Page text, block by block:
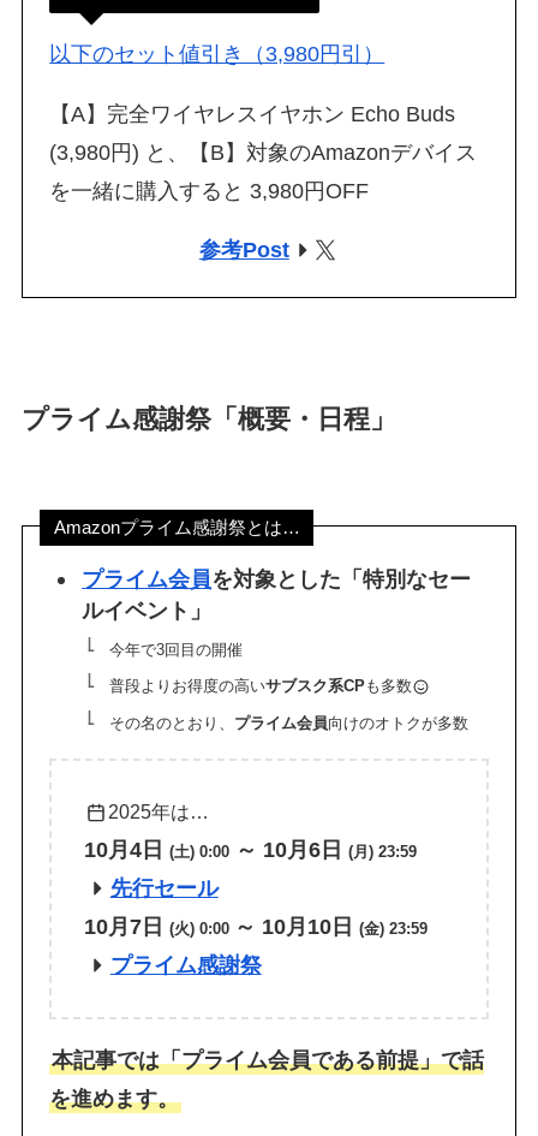
【最新】
ト証券
mineo
楽天Car車検
BM79LOW9
メルカリ
楽天フリマ
EBvaU
以下のセット値引き（3,980円引）
【A】完全ワイヤレスイヤホン Echo Buds
(3,980円) と、【B】対象のAmazonデバイス
を一緒に購入すると 3,980円OFF
参考Post
プライム感謝祭「概要・日程」
Amazonプライム感謝祭とは…
プライム会員を対象とした「特別なセー
ルイベント」
今年で3回目の開催
普段よりお得度の高いサブスク系CPも多数
その名のとおり、 プライム会員向けのオトクが多数
2025年は…
10月4日 (土) 0:00 ～ 10月6日 (月) 23:59
先行セール
10月7日(火) 0:00 ～ 10月10日(金) 23:59
プライム感謝祭
本記事では「プライム会員である前提」で話
を進めます。